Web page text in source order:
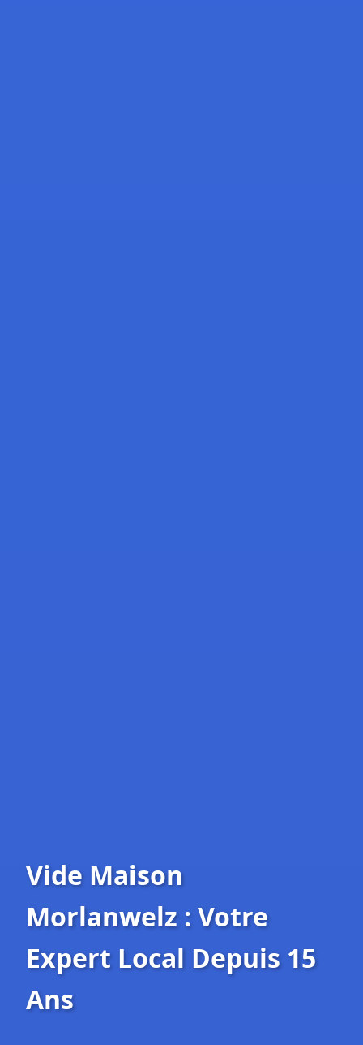
Vide Maison
Morlanwelz : Votre
Expert Local Depuis 15
Ans